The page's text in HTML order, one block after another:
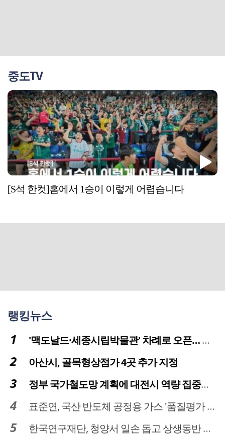
중도TV
[S석 한컷]홈에서 1승이 이렇게 어렵습니다
랭킹뉴스
'맥도날드·세종시립박물관' 차례로 오픈… 고운동 정주여건 좋아진다
아산시, 골목형상점가 4곳 추가 지정
정부 국가철도망 계획에 대전시 역량 집중해야
표준연, 국산 반도체 공정용 가스 '품질평가 체계' 구축
한국연구재단, 청양서 일손 돕고 상생동반 친구맺기 봉사활동